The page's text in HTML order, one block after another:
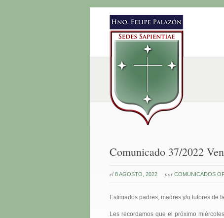
Comunicado 37/2022
el 8 AGOSTO, 2022 por COMUNICADOS
Estimados padres, madres y/o tutores de
Les recordamos que el próximo miércoles